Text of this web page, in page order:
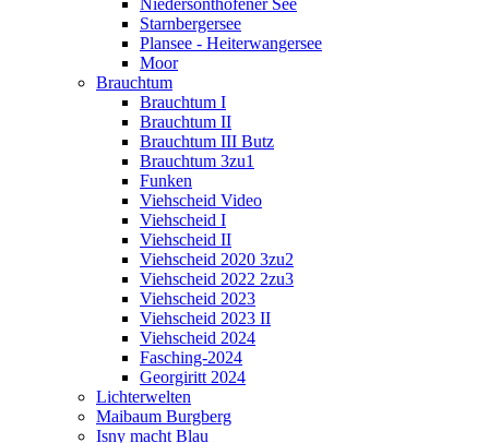
Starnbergersee
Plansee - Heiterwangersee
Moor
Brauchtum
Brauchtum I
Brauchtum II
Brauchtum III Butz
Brauchtum 3zu1
Funken
Viehscheid Video
Viehscheid I
Viehscheid II
Viehscheid 2020 3zu2
Viehscheid 2022 2zu3
Viehscheid 2023
Viehscheid 2023 II
Viehscheid 2024
Fasching-2024
Georgiritt 2024
Lichterwelten
Maibaum Burgberg
Isny macht Blau